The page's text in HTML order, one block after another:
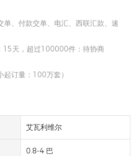
单、付款交单、电汇、西联汇款、速
天，超过100000件：待协商
起订量：100万套）
艾瓦利维尔
0.8-4 巴